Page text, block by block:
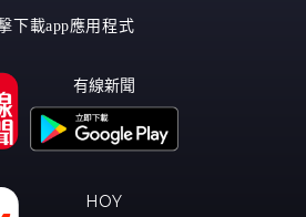
下載app應用程式
有線新聞
HOY